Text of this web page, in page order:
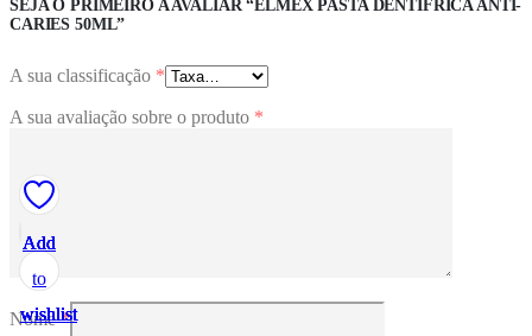
SEJA O PRIMEIRO A AVALIAR “ELMEX PASTA DENTÍFRICA ANTI-
CARIES 50ML”
A sua classificação *
A sua avaliação sobre o produto *
Nome*
Add
to
wishlist
Add
to
wishlist
Add
to
wishlist
Add
to
wishlist
Add
to
wishlist